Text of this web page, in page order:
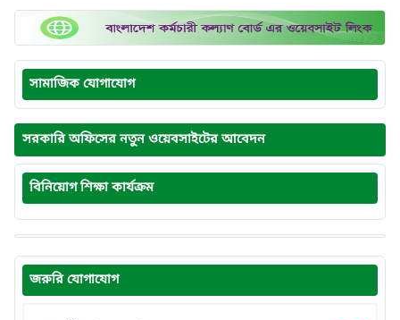
সামাজিক যোগাযোগ
সরকারি অফিসের নতুন ওয়েবসাইটের আবেদন
বিনিয়োগ শিক্ষা কার্যক্রম
জরুরি যোগাযোগ